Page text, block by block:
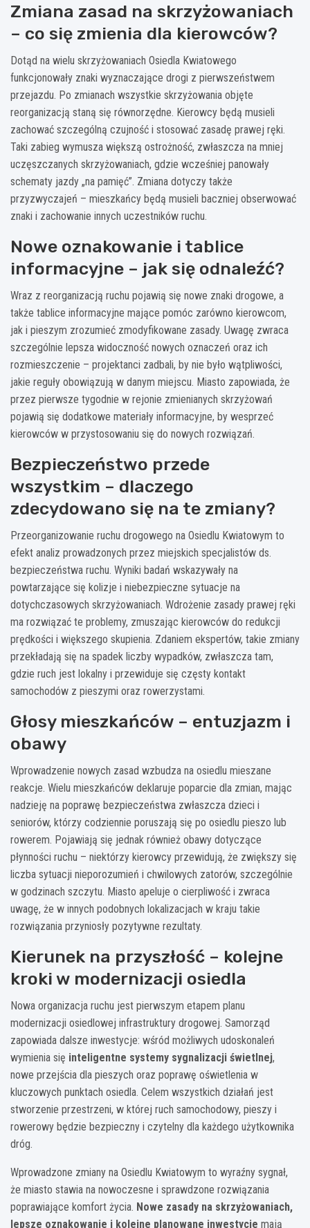
Zmiana zasad na skrzyżowaniach
– co się zmienia dla kierowców?
Dotąd na wielu skrzyżowaniach Osiedla Kwiatowego
funkcjonowały znaki wyznaczające drogi z pierwszeństwem
przejazdu. Po zmianach wszystkie skrzyżowania objęte
reorganizacją staną się równorzędne. Kierowcy będą musieli
zachować szczególną czujność i stosować zasadę prawej ręki.
Taki zabieg wymusza większą ostrożność, zwłaszcza na mniej
uczęszczanych skrzyżowaniach, gdzie wcześniej panowały
schematy jazdy „na pamięć”. Zmiana dotyczy także
przyzwyczajeń – mieszkańcy będą musieli baczniej obserwować
znaki i zachowanie innych uczestników ruchu.
Nowe oznakowanie i tablice
informacyjne – jak się odnaleźć?
Wraz z reorganizacją ruchu pojawią się nowe znaki drogowe, a
także tablice informacyjne mające pomóc zarówno kierowcom,
jak i pieszym zrozumieć zmodyfikowane zasady. Uwagę zwraca
szczególnie lepsza widoczność nowych oznaczeń oraz ich
rozmieszczenie – projektanci zadbali, by nie było wątpliwości,
jakie reguły obowiązują w danym miejscu. Miasto zapowiada, że
przez pierwsze tygodnie w rejonie zmienianych skrzyżowań
pojawią się dodatkowe materiały informacyjne, by wesprzeć
kierowców w przystosowaniu się do nowych rozwiązań.
Bezpieczeństwo przede
wszystkim – dlaczego
zdecydowano się na te zmiany?
Przeorganizowanie ruchu drogowego na Osiedlu Kwiatowym to
efekt analiz prowadzonych przez miejskich specjalistów ds.
bezpieczeństwa ruchu. Wyniki badań wskazywały na
powtarzające się kolizje i niebezpieczne sytuacje na
dotychczasowych skrzyżowaniach. Wdrożenie zasady prawej ręki
ma rozwiązać te problemy, zmuszając kierowców do redukcji
prędkości i większego skupienia. Zdaniem ekspertów, takie zmiany
przekładają się na spadek liczby wypadków, zwłaszcza tam,
gdzie ruch jest lokalny i przewiduje się częsty kontakt
samochodów z pieszymi oraz rowerzystami.
Głosy mieszkańców – entuzjazm i
obawy
Wprowadzenie nowych zasad wzbudza na osiedlu mieszane
reakcje. Wielu mieszkańców deklaruje poparcie dla zmian, mając
nadzieję na poprawę bezpieczeństwa zwłaszcza dzieci i
seniorów, którzy codziennie poruszają się po osiedlu pieszo lub
rowerem. Pojawiają się jednak również obawy dotyczące
płynności ruchu – niektórzy kierowcy przewidują, że zwiększy się
liczba sytuacji nieporozumień i chwilowych zatorów, szczególnie
w godzinach szczytu. Miasto apeluje o cierpliwość i zwraca
uwagę, że w innych podobnych lokalizacjach w kraju takie
rozwiązania przyniosły pozytywne rezultaty.
Kierunek na przyszłość – kolejne
kroki w modernizacji osiedla
Nowa organizacja ruchu jest pierwszym etapem planu
modernizacji osiedlowej infrastruktury drogowej. Samorząd
zapowiada dalsze inwestycje: wśród możliwych udoskonaleń
wymienia się inteligentne systemy sygnalizacji świetlnej,
nowe przejścia dla pieszych oraz poprawę oświetlenia w
kluczowych punktach osiedla. Celem wszystkich działań jest
stworzenie przestrzeni, w której ruch samochodowy, pieszy i
rowerowy będzie bezpieczny i czytelny dla każdego użytkownika
dróg.
Wprowadzone zmiany na Osiedlu Kwiatowym to wyraźny sygnał,
że miasto stawia na nowoczesne i sprawdzone rozwiązania
poprawiające komfort życia. Nowe zasady na skrzyżowaniach,
lepsze oznakowanie i kolejne planowane inwestycje mają